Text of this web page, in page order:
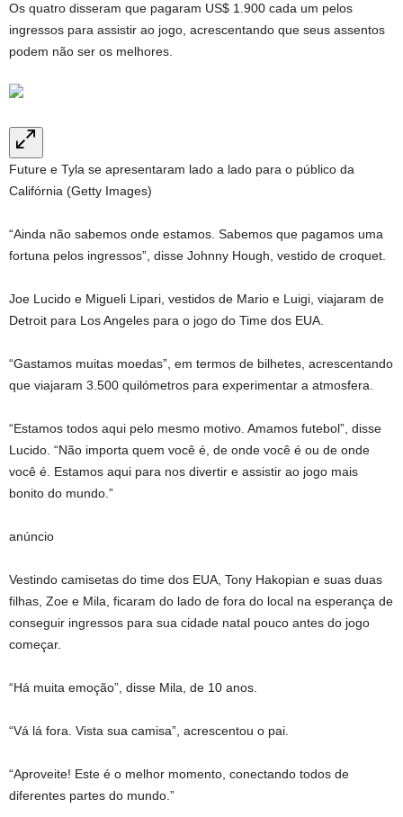
Os quatro disseram que pagaram US$ 1.900 cada um pelos
ingressos para assistir ao jogo, acrescentando que seus assentos
podem não ser os melhores.
Future e Tyla se apresentaram lado a lado para o público da
Califórnia (Getty Images)
“Ainda não sabemos onde estamos. Sabemos que pagamos uma
fortuna pelos ingressos”, disse Johnny Hough, vestido de croquet.
Joe Lucido e Migueli Lipari, vestidos de Mario e Luigi, viajaram de
Detroit para Los Angeles para o jogo do Time dos EUA.
“Gastamos muitas moedas”, em termos de bilhetes, acrescentando
que viajaram 3.500 quilómetros para experimentar a atmosfera.
“Estamos todos aqui pelo mesmo motivo. Amamos futebol”, disse
Lucido. “Não importa quem você é, de onde você é ou de onde
você é. Estamos aqui para nos divertir e assistir ao jogo mais
bonito do mundo.”
anúncio
Vestindo camisetas do time dos EUA, Tony Hakopian e suas duas
filhas, Zoe e Mila, ficaram do lado de fora do local na esperança de
conseguir ingressos para sua cidade natal pouco antes do jogo
começar.
“Há muita emoção”, disse Mila, de 10 anos.
“Vá lá fora. Vista sua camisa”, acrescentou o pai.
“Aproveite! Este é o melhor momento, conectando todos de
diferentes partes do mundo.”